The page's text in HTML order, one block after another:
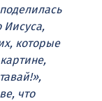
Иисуса,
которые
что